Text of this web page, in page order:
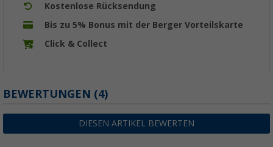
Kostenlose Rücksendung
Bis zu 5% Bonus mit der Berger Vorteilskarte
Click & Collect
BEWERTUNGEN (4)
DIESEN ARTIKEL BEWERTEN